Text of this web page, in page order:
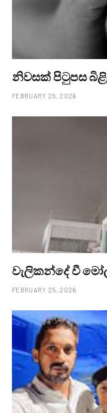
නිවසක් පිටුපස
FEBRUARY 25, 2026
වැලිකන්දේ වී
FEBRUARY 25, 2026